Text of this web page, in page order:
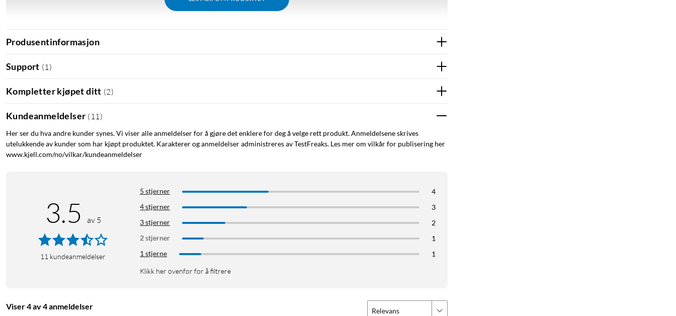
Produsentinformasjon
Support (1 )
Kompletter kjøpet ditt (2)
Kundeanmeldelser ( 11 )
Her ser du hva andre kunder synes. Vi viser alle anmeldelser for å gjøre det enklere for deg å velge rett produkt. Anmeldelsene skrives
utelukkende av kunder som har kjøpt produktet. Karakterer og anmeldelser administreres av TestFreaks. Les mer om vilkår for publisering her
www.kjell.com/no/vilkar/kundeanmeldelser
3.5 av 5
11 kundeanmeldelser
5 stjerner
4
4 stjerner
3
3 stjerner
2
2 stjerner
1
1 stjerne
1
Klikk her ovenfor for å filtrere
Viser 4 av 4 anmeldelser Relevans